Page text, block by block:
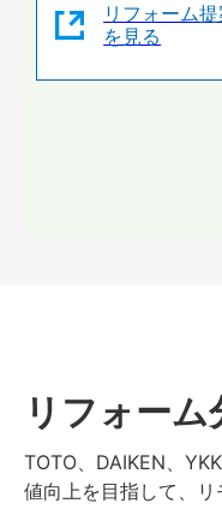
リフォーム提
を見る
リフォー
TOTO、DAIKEN、
値向上を目指して、